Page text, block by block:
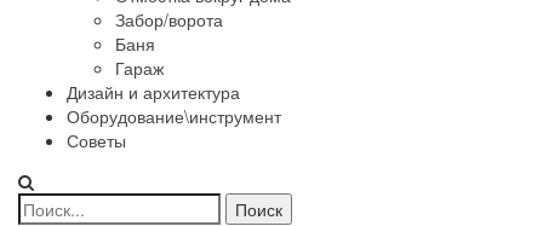
Забор/ворота
Баня
Гараж
Дизайн и архитектура
Оборудование\инструмент
Советы